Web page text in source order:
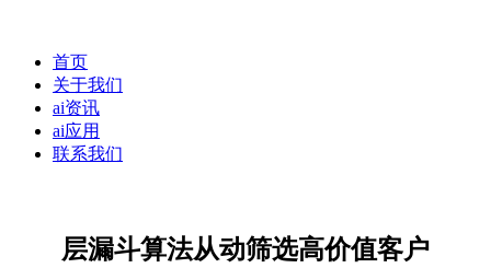
首页
关于我们
ai资讯
ai应用
联系我们
层漏斗算法从动筛选高价值客户